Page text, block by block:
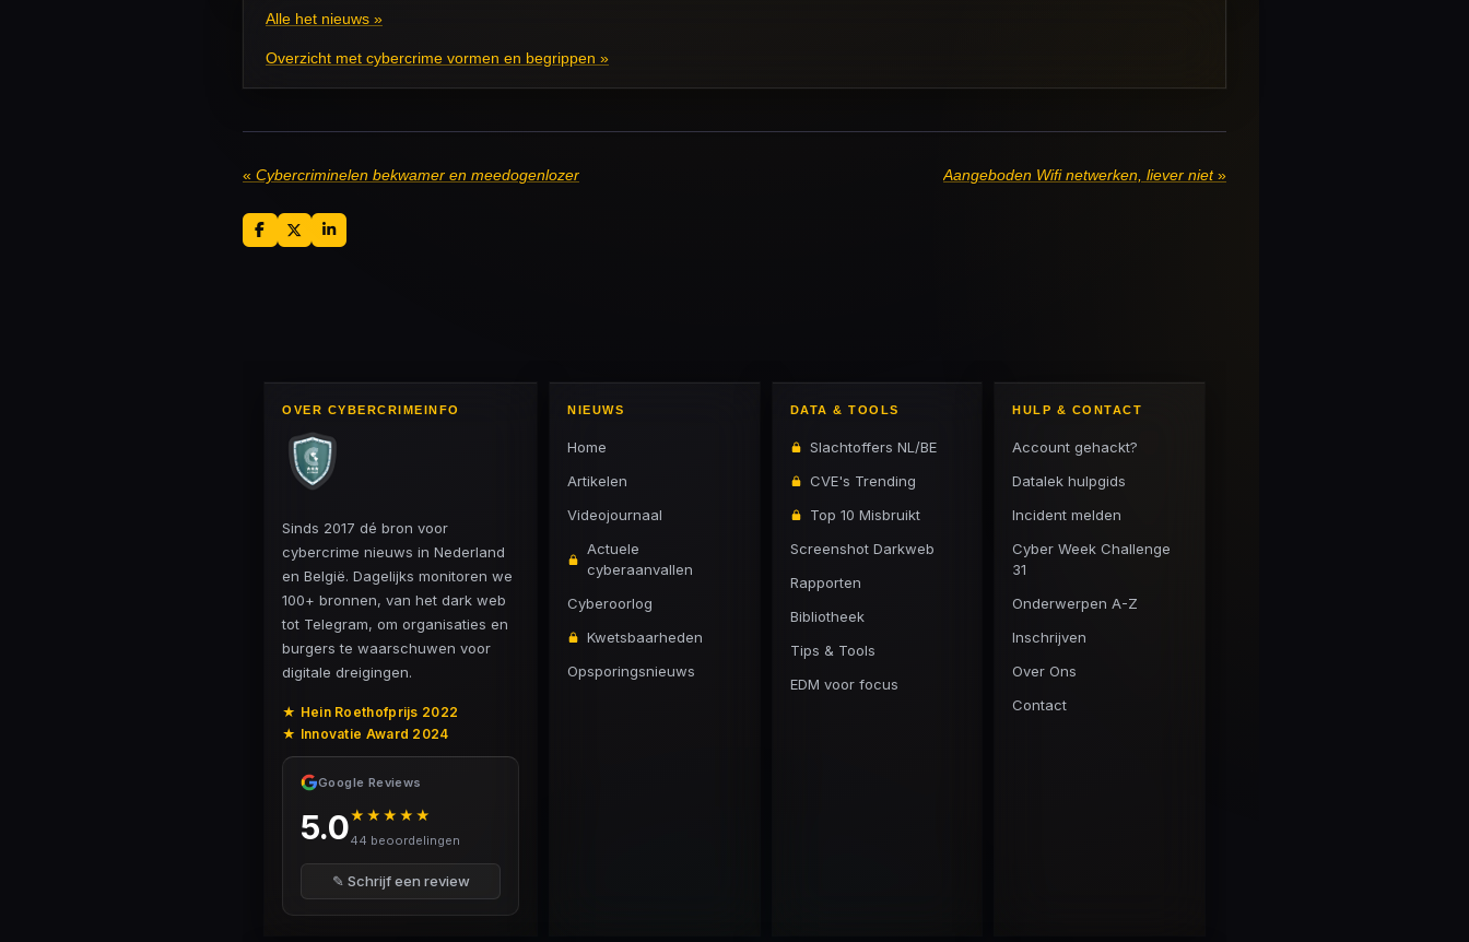
Alle het nieuws »
Overzicht met cybercrime vormen en begrippen »
« Cybercriminelen bekwamer en meedogenlozer Aangeboden Wifi netwerken, liever niet »
D
e
D
e
S
h
OVER CYBERCRIMEINFO
Sinds 2017 dé bron voor
cybercrime nieuws in Nederland
en België. Dagelijks monitoren we
100+ bronnen, van het dark web
tot Telegram, om organisaties en
burgers te waarschuwen voor
digitale dreigingen.
★ Hein Roethofprijs 2022
★ Innovatie Award 2024
Google Reviews
5.0★★★★★
44 beoordelingen
✎ Schrijf een review
NIEUWS
Home
Artikelen
Videojournaal
Actuele
cyberaanvallen
Cyberoorlog
Kwetsbaarheden
Opsporingsnieuws
DATA & TOOLS
Slachtoffers NL/BE
CVE's Trending
Top 10 Misbruikt
Screenshot Darkweb
Rapporten
Bibliotheek
Tips & Tools
EDM voor focus
HULP & CONTACT
Account gehackt?
Datalek hulpgids
Incident melden
Cyber Week Challenge
31
Onderwerpen A-Z
Inschrijven
Over Ons
Contact